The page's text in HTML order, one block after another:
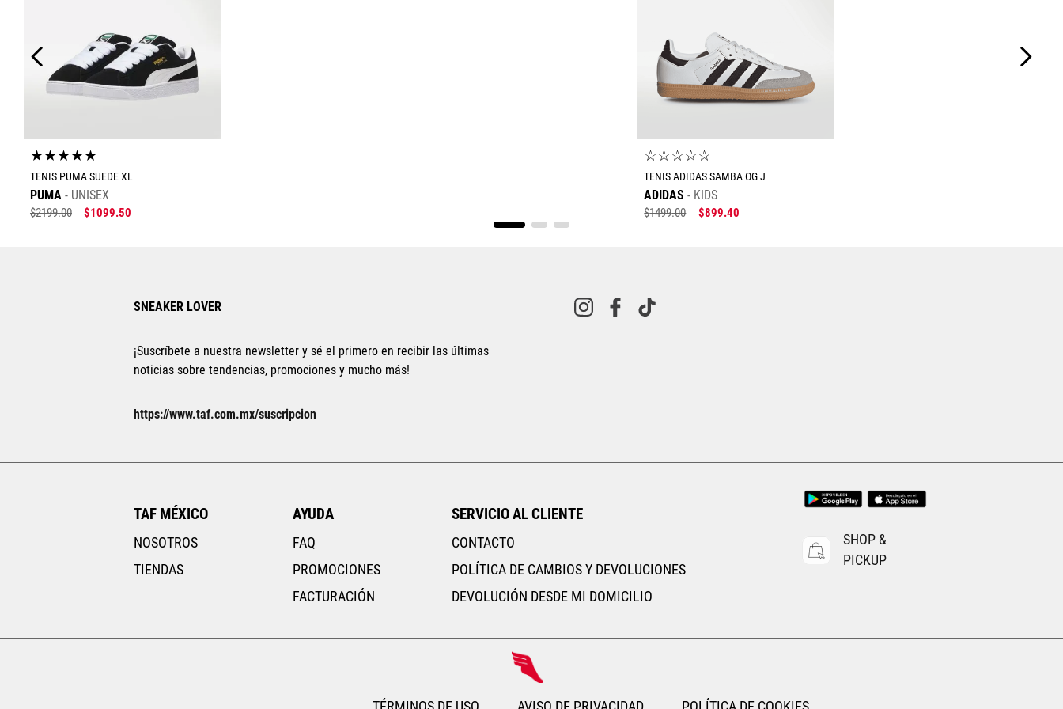
★★★★★
TENIS PUMA SUEDE XL
PUMA UNISEX
$2199.00 $1099.50
☆☆☆☆☆
TENIS ADIDAS SAMBA OG J
ADIDAS KIDS
$1499.00 $899.40
SNEAKER LOVER
¡Suscríbete a nuestra newsletter y sé el primero en recibir las últimas
noticias sobre tendencias, promociones y mucho más!
https://www.taf.com.mx/suscripcion
TAF MÉXICO
NOSOTROS
TIENDAS
AYUDA
FAQ
PROMOCIONES
FACTURACIÓN
SERVICIO AL CLIENTE
CONTACTO
POLÍTICA DE CAMBIOS Y DEVOLUCIONES
DEVOLUCIÓN DESDE MI DOMICILIO
SHOP &
PICKUP